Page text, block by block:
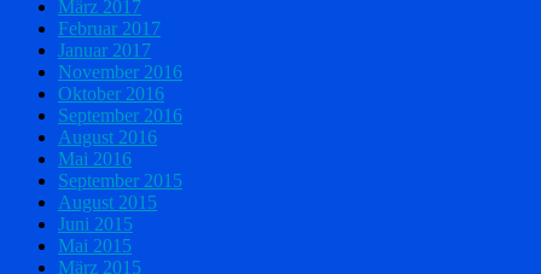
März 2017
Februar 2017
Januar 2017
November 2016
Oktober 2016
September 2016
August 2016
Mai 2016
September 2015
August 2015
Juni 2015
Mai 2015
März 2015